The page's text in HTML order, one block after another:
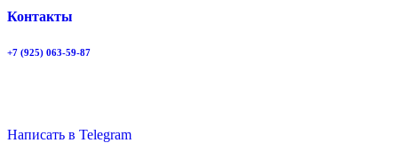
Контакты
+7 (925) 063-59-87
Написать в Telegram